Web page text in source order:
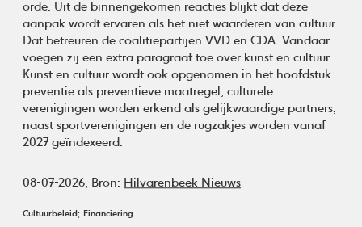
orde. Uit de binnengekomen reacties blijkt dat deze
aanpak wordt ervaren als het niet waarderen van cultuur.
Dat betreuren de coalitiepartijen VVD en CDA. Vandaar
voegen zij een extra paragraaf toe over kunst en cultuur.
Kunst en cultuur wordt ook opgenomen in het hoofdstuk
preventie als preventieve maatregel, culturele
verenigingen worden erkend als gelijkwaardige partners,
naast sportverenigingen en de rugzakjes worden vanaf
2027 geïndexeerd.
08-07-2026, Bron: Hilvarenbeek Nieuws
Cultuurbeleid Financiering